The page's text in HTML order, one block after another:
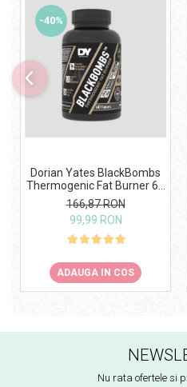
-40%
Dorian Yates BlackBombs
Thermogenic Fat Burner 60
tabs
166,87 RON
99,99 RON
ADAUGA IN COS
Nu rata ofertele si